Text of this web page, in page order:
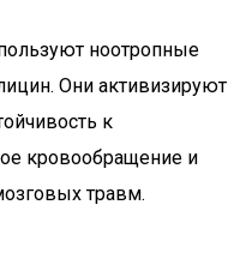
ноотропные
Они активизируют
к
кровообращение и
травм.